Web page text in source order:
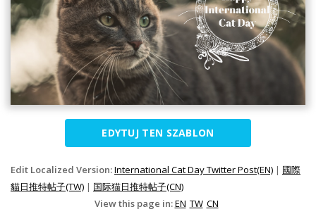
EDYTUJ TEN SZABLON
Edit Localized Version:International Cat Day Twitter Post(EN) | 國際
貓日推特帖子(TW) | 国际猫日推特帖子(CN)
View this page in:EN TW CN